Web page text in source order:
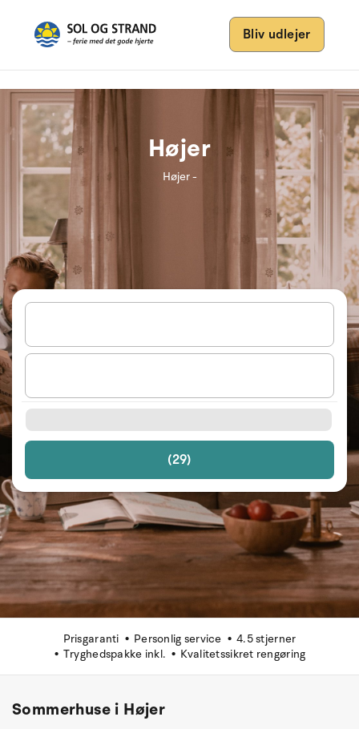
Bliv udlejer
(29)
Højer
Højer -
Prisgaranti Personlig service
4.5 stjerner
Tryghedspakke inkl.
Kvalitetssikret rengøring
Sommerhuse i Højer